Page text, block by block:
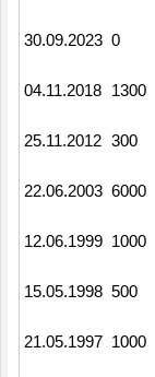
30.09.2023 0
04.11.2018 1300
25.11.2012 300
22.06.2003 6000
12.06.1999 1000
15.05.1998 500
21.05.1997 1000